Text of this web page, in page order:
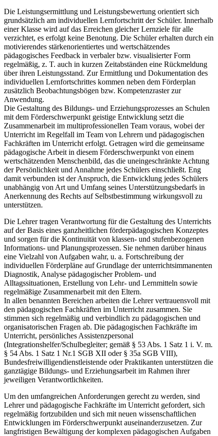
Die Leistungsermittlung und Leistungsbewertung orientiert sich
grundsätzlich am individuellen Lernfortschritt der Schüler. Innerhalb
einer Klasse wird auf das Erreichen gleicher Lernziele für alle
verzichtet, es erfolgt keine Benotung. Die Schüler erhalten durch ein
motivierendes stärkenorientiertes und wertschätzendes
pädagogisches Feedback in verbaler bzw. visualisierter Form
regelmäßig, z. T. auch in kurzen Zeitabständen eine Rückmeldung
über ihren Leistungsstand. Zur Ermittlung und Dokumentation des
individuellen Lernfortschrittes kommen neben dem Förderplan
zusätzlich Beobachtungsbögen bzw. Kompetenzraster zur
Anwendung.
Die Gestaltung des Bildungs- und Erziehungsprozesses an Schulen
mit dem Förderschwerpunkt geistige Entwicklung setzt die
Zusammenarbeit im multiprofessionellen Team voraus, wobei der
Unterricht im Regelfall im Team von Lehrern und pädagogischen
Fachkräften im Unterricht erfolgt. Getragen wird die gemeinsame
pädagogische Arbeit in diesem Förderschwerpunkt von einem
wertschätzenden Menschenbild, das die uneingeschränkte Achtung
der Persönlichkeit und Annahme jedes Schülers einschließt. Eng
damit verbunden ist der Anspruch, die Entwicklung jedes Schülers
unabhängig von Art und Umfang seines Unterstützungsbedarfs in
Anerkennung des Rechts auf Selbstbestimmung wirkungsvoll zu
unterstützen.
Die Lehrer tragen Verantwortung für die Gestaltung des Unterrichts
auf der Basis eines ganzheitlichen förderpädagogischen Konzeptes
und sorgen für die Kontinuität von klassen- und stufenbezogenen
Informations- und Planungsprozessen. Sie nehmen darüber hinaus
eine Vielzahl von Aufgaben wahr, u. a. Fortschreibung der
individuellen Förderpläne auf Grundlage der unterrichtsimmanenten
Diagnostik, Analyse pädagogischer Problem- und
Alltagssituationen, Erstellung von Lehr- und Lernmitteln sowie
regelmäßige Zusammenarbeit mit den Eltern.
In allen benannten Bereichen arbeiten die Lehrer vertrauensvoll mit
den pädagogischen Fachkräften im Unterricht zusammen. Sie
stimmen sich regelmäßig und verbindlich zu pädagogischen und
organisatorischen Fragen ab. Die pädagogischen Fachkräfte im
Unterricht, persönliches Assistenzpersonal
(Integrationshelfer/Schulbegleiter; gemäß § 53 Abs. 1 Satz 1 i. V. m.
§ 54 Abs. 1 Satz 1 Nr.1 SGB XII oder § 35a SGB VIII),
Bundesfreiwilligendienstleistende oder Praktikanten unterstützen die
ganztägige Bildungs- und Erziehungsarbeit im Rahmen ihrer
jeweiligen Verantwortlichkeiten.
Um den umfangreichen Anforderungen gerecht zu werden, sind
Lehrer und pädagogische Fachkräfte im Unterricht gefordert, sich
regelmäßig fortzubilden und sich mit neuen wissenschaftlichen
Entwicklungen im Förderschwerpunkt auseinanderzusetzen. Zur
langfristigen Bewältigung der komplexen pädagogischen Aufgaben